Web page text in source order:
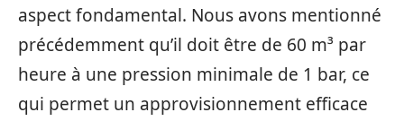
aspect fondamental. Nous avons mentionné
précédemment qu’il doit être de 60 m³ par
heure à une pression minimale de 1 bar, ce
qui permet un approvisionnement efficace